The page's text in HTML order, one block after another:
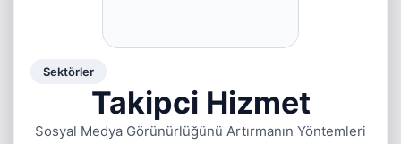
Sektörler
Takipci Hizmet
Sosyal Medya Görünürlüğünü Artırmanın Yöntemleri